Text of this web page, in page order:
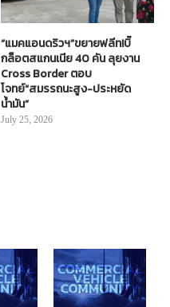
“แมคแอนดริวฯ”ขยายฟลีท!บิ๊
กล็อตสแกนเนีย 40 คัน ลุยงาน
Cross Border ตอบ
โจทย์“สมรรถนะสูง-ประหยัด
น้ำมัน”
July 25, 2026